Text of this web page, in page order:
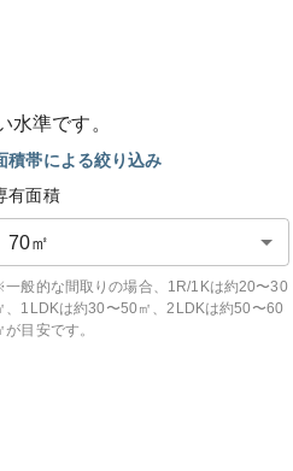
水準です。
積帯による絞り込み
有面積
70㎡
般的な間取りの場合、1R/1Kは約20〜30
、1LDKは約30〜50㎡、2LDKは約50〜60
が目安です。